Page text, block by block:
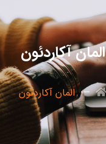
المان آکاردئون
المان آکاردئون